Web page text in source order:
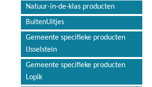
Natuur-in-de-klas producten
BuitenUitjes
Gemeente specifieke producten
IJsselstein
Gemeente specifieke producten
Lopik